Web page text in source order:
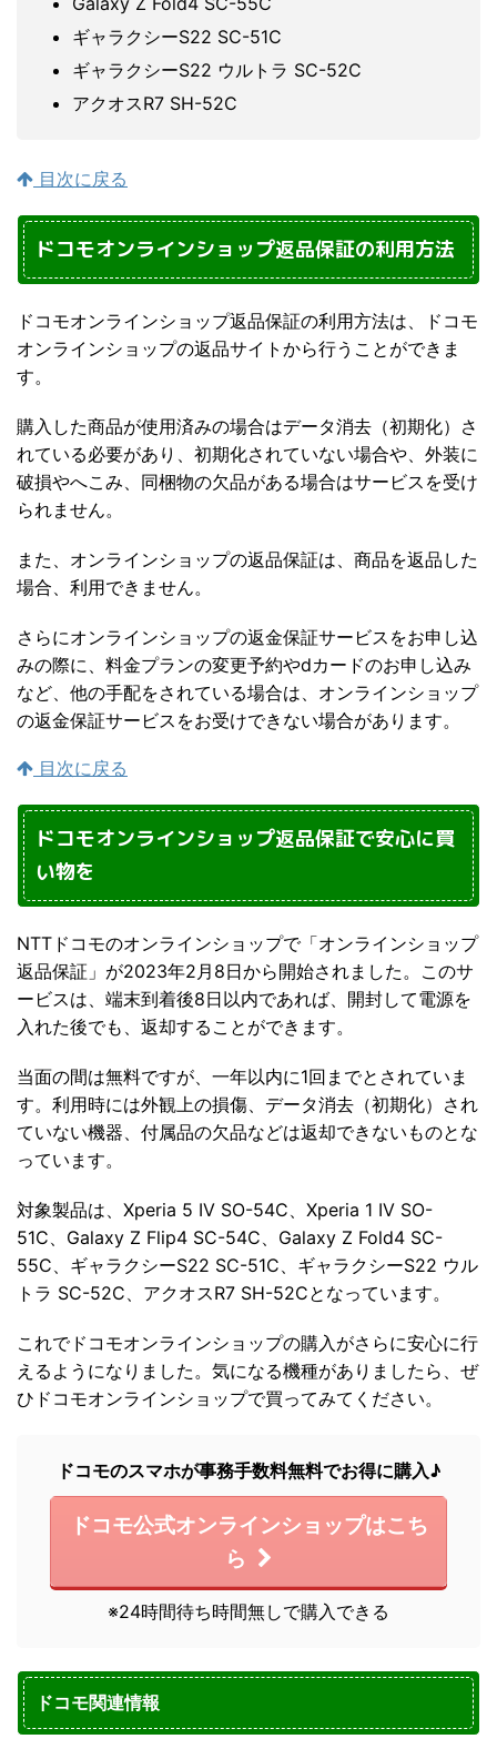
ギャラクシーS22 SC-51C
ギャラクシーS22 ウルトラ SC-52C
アクオスR7 SH-52C
目次に戻る
ドコモオンラインショップ返品保証の利用方法
ドコモオンラインショップ返品保証の利用方法は、ドコモ
オンラインショップの返品サイトから行うことができま
す。
購入した商品が使用済みの場合はデータ消去（初期化）さ
れている必要があり、初期化されていない場合や、外装に
破損やへこみ、同梱物の欠品がある場合はサービスを受け
られません。
また、オンラインショップの返品保証は、商品を返品した
場合、利用できません。
さらにオンラインショップの返金保証サービスをお申し込
みの際に、料金プランの変更予約やdカードのお申し込み
など、他の手配をされている場合は、オンラインショップ
の返金保証サービスをお受けできない場合があります。
目次に戻る
ドコモオンラインショップ返品保証で安心に買
い物を
NTTドコモのオンラインショップで「オンラインショップ
返品保証」が2023年2月8日から開始されました。このサ
ービスは、端末到着後8日以内であれば、開封して電源を
入れた後でも、返却することができます。
当面の間は無料ですが、一年以内に1回までとされていま
す。利用時には外観上の損傷、データ消去（初期化）され
ていない機器、付属品の欠品などは返却できないものとな
っています。
対象製品は、Xperia 5 IV SO-54C、Xperia 1 IV SO-
51C、Galaxy Z Flip4 SC-54C、Galaxy Z Fold4 SC-
55C、ギャラクシーS22 SC-51C、ギャラクシーS22 ウル
トラ SC-52C、アクオスR7 SH-52Cとなっています。
これでドコモオンラインショップの購入がさらに安心に行
えるようになりました。気になる機種がありましたら、ぜ
ひドコモオンラインショップで買ってみてください。
ドコモのスマホが事務手数料無料でお得に購入♪
ドコモ公式オンラインショップはこち
ら
※24時間待ち時間無しで購入できる
ドコモ関連情報